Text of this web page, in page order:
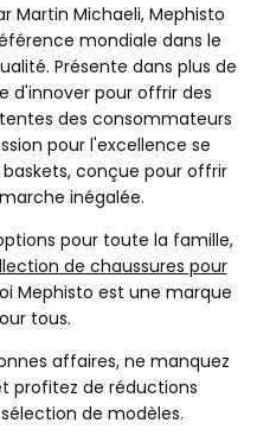
Martin Michaeli, Mephisto
mondiale dans le
Présente dans plus de
d'innover pour offrir des
des consommateurs
pour l'excellence se
conçue pour offrir
inégalée.
pour toute la famille,
de chaussures pour
Mephisto est une marque
tous.
affaires, ne manquez
profitez de réductions
de modèles.